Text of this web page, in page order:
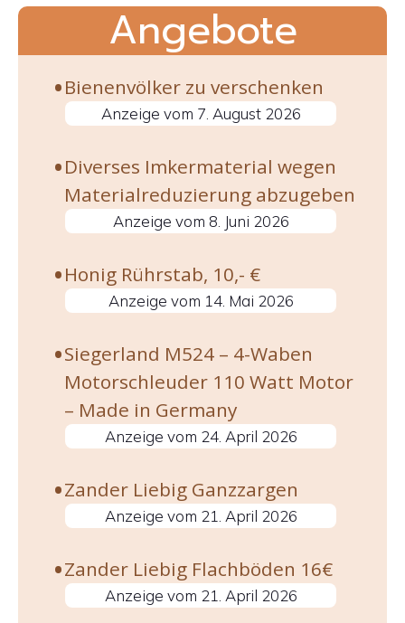
Angebote
Bienenvölker zu verschenken
7. August 2026
Diverses Imkermaterial wegen
Materialreduzierung abzugeben
8. Juni 2026
Honig Rührstab, 10,- €
14. Mai 2026
Siegerland M524 – 4-Waben
Motorschleuder 110 Watt Motor
– Made in Germany
24. April 2026
Zander Liebig Ganzzargen
21. April 2026
Zander Liebig Flachböden 16€
21. April 2026